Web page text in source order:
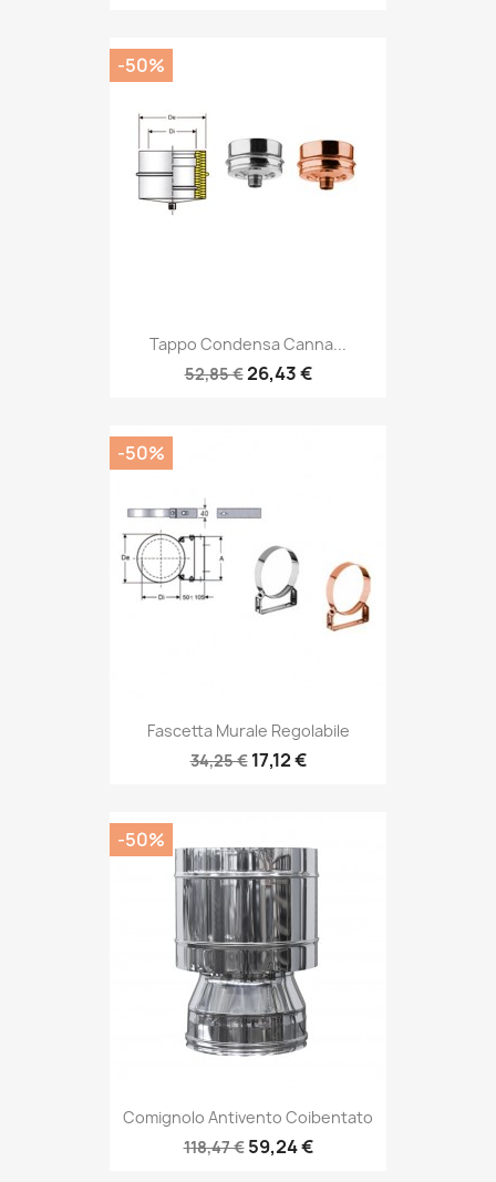
Tappo Condensa Canna...
52,85 €26,43 €
-50%
Fascetta Murale Regolabile
34,25 € 17,12 €
-50%
Comignolo Antivento Coibentato
118,47 € 59,24 €
-50%